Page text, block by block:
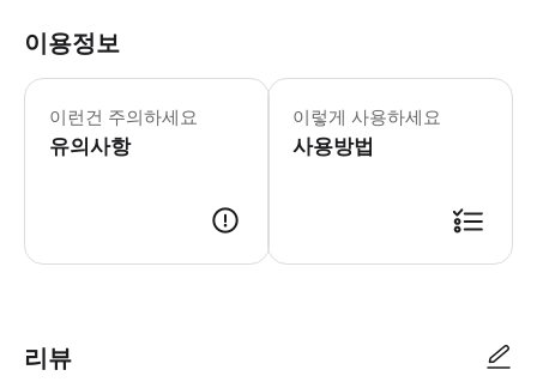
이용정보
이런건 주의하세요
유의사항
이렇게 사용하세요
사용방법
리뷰